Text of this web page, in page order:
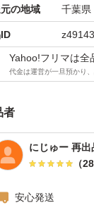
の地域 千葉県
Yahoo!フリマは全
代金は運営が一旦預かり
者
にじゅー 再出
（
安心発送